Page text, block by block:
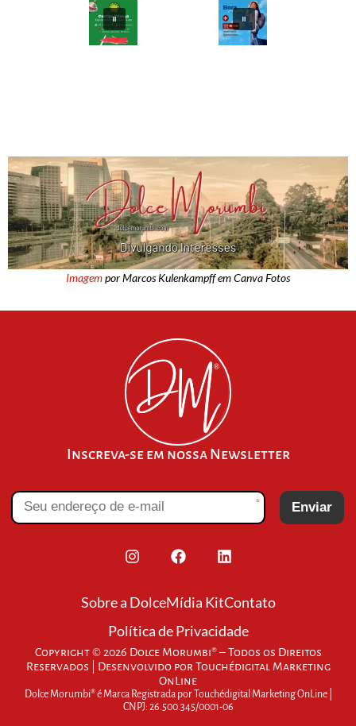
Imagempor Marcos Kulenkampff em Canva Fotos
Inscreva-se em nossa Newsletter
* Enviar
Sobre a DolceMídia KitContato
Política de Privacidade
Copyright © 2026 Dolce Morumbi® – Todos os Direitos
Reservados | Desenvolvido por Touchédigital Marketing
OnLine
Dolce Morumbi® é Marca Registrada por Touchédigital Marketing OnLine |
CNPJ: 26.500.345/0001-06